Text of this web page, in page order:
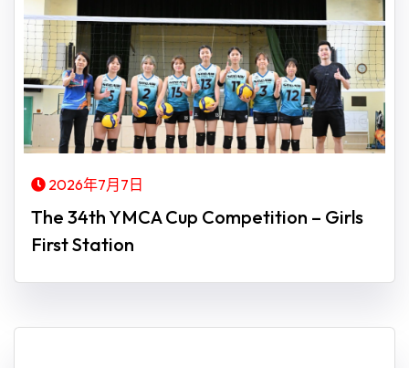
2026年7月7日
The 34th YMCA Cup Competition – Girls
First Station